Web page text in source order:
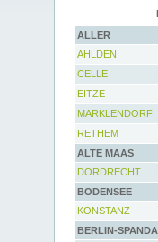
ALLER
AHLDEN
CELLE
EITZE
MARKLENDORF
RETHEM
ALTE MAAS
DORDRECHT
BODENSEE
KONSTANZ
BERLIN-